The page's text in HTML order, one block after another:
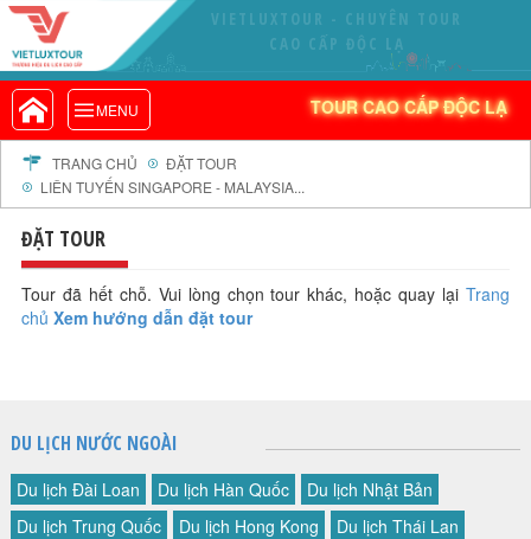
VIETLUXTOUR - CHUYÊN TOUR
CAO CẤP ĐỘC LẠ
MENU TOUR CAO CẤP ĐỘC LẠ
VIETLUXTOUR.COM
TOUR CAO CẤP ĐỘC LẠ
TOUR TRONG NƯỚC
TOUR NƯỚC NGOÀI
TOUR KHỞI HÀNH TỪ HÀ NỘI
TOUR KHỞI HÀNH TỪ ĐÀ NẴNG
TOUR KHỞI HÀNH TỪ CẦN THƠ
TOUR ĐOÀN - M.I.C.E
HỒ SƠ NĂNG LỰC
PROFILE EN
THƯ KHEN VIETLUXTOUR
TRANG CHỦ
ĐẶT TOUR
LIÊN TUYẾN SINGAPORE - MALAYSIA...
ĐẶT TOUR
Tour đã hết chỗ. Vui lòng chọn tour khác, hoặc quay lạiTrang
chủ Xem hướng dẫn đặt tour
DU LỊCH NƯỚC NGOÀI
Du lịch Đài Loan Du lịch Hàn Quốc
Du lịch Nhật Bản
Du lịch Trung Quốc
Du lịch Hong Kong
Du lịch Thái Lan